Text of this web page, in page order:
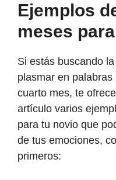
Ejemplos
meses
Si estás buscando
plasmar en
cuarto mes, te
artículo varios
para tu novio que
de tus emociones,
primeros: